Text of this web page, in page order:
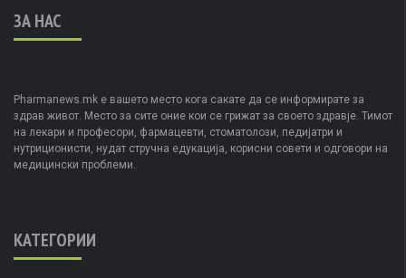
ЗА НАС
Pharmanews.mk е вашето место кога сакате да се информирате за
здрав живот. Место за сите оние кои се грижат за своето здравје. Тимот
на лекари и професори, фармацевти, стоматолози, педијатри и
нутриционисти, нудат стручна едукација, корисни совети и одговори на
медицински проблеми.
КАТЕГОРИИ